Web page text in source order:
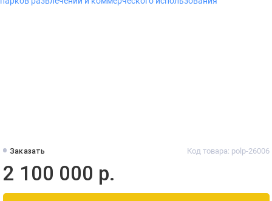
Заказать Код товара: polp-26006
2 100 000 р.